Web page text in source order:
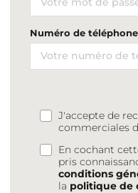
Numéro de téléphone
J'accepte de
commerciales
En cochant
pris
conditions
la politique de